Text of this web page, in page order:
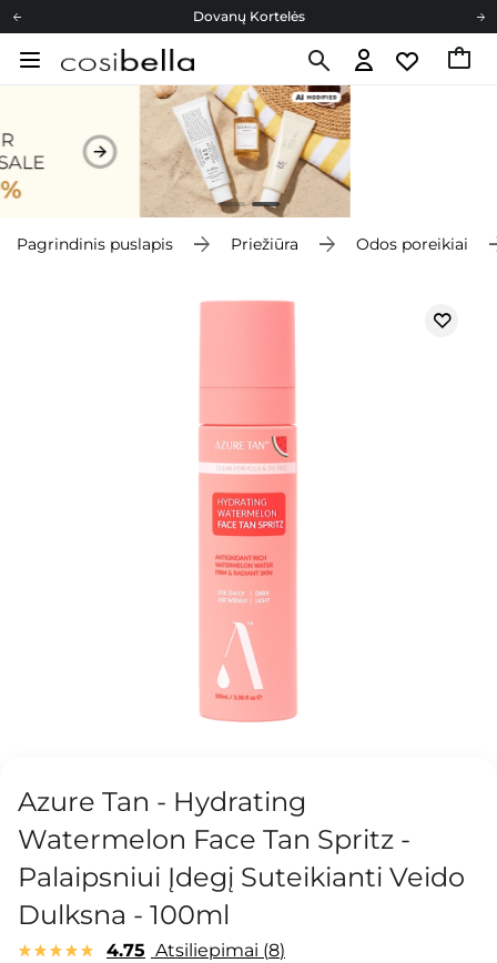
Dovanų Kortelės
Cosibella lojalumo programa
Dovanų Kortelės
Pagrindinis puslapis Priežiūra Odos poreikiai
Azure Tan - Hydrating
Watermelon Face Tan Spritz -
Palaipsniui Įdegį Suteikianti Veido
Dulksna - 100ml
4.75 Atsiliepimai 8